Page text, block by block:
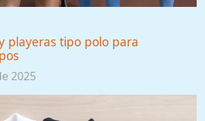
playeras tipo polo para
2025